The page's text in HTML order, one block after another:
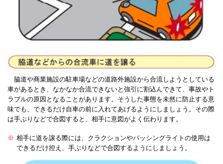
脇道や商業施設の駐車場などの道路外施設から合流しようとしている
車があるとき、なかなか合流できないと強引に割込んできて、事故やト
ラブルの原因となることがあります。そうした事態を未然に防止する意
味でも、できるだけ自車の前に入れてあげるようにしましょう。その際
は手ぶりなどで合図すると、相手に意図がよく伝わります。
相手に道を譲る際には、クラクションやパッシングライトの使用は
できるだけ控え、手ぶりなどで合図するようにしましょう。